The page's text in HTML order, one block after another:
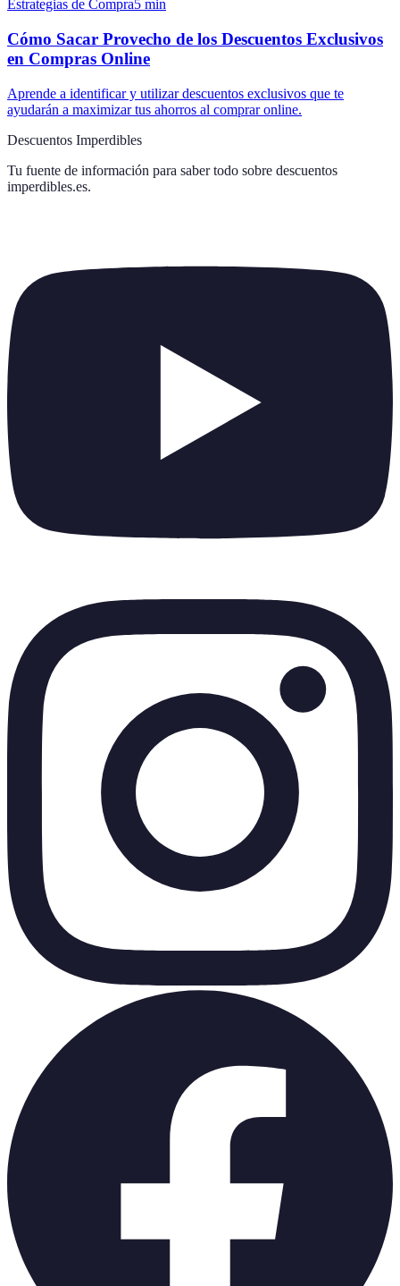
Estrategias de Compra5 min
Cómo Sacar Provecho de los Descuentos Exclusivos
en Compras Online
Aprende a identificar y utilizar descuentos exclusivos que te
ayudarán a maximizar tus ahorros al comprar online.
Descuentos Imperdibles
Tu fuente de información para saber todo sobre descuentos
imperdibles.es.